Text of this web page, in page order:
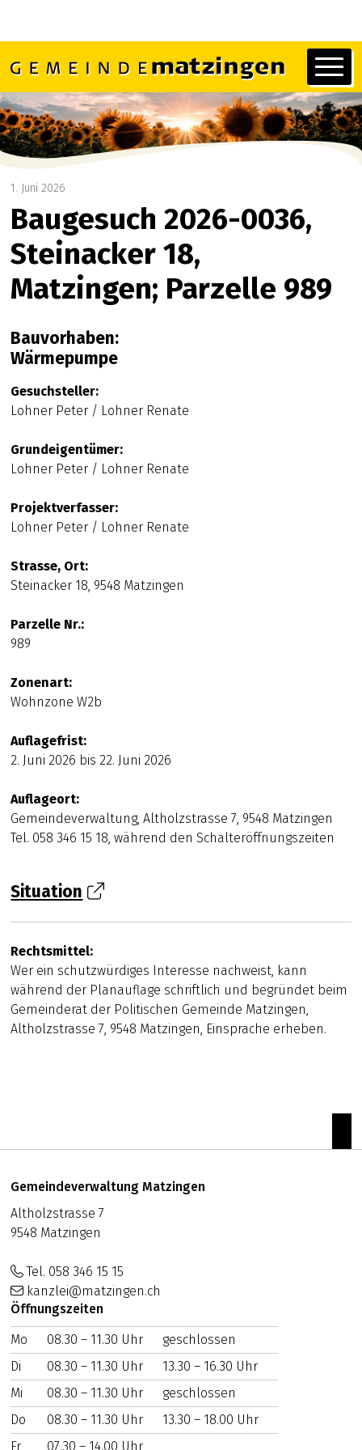
Baugesuch 2026-0036,
Steinacker 18,
Matzingen; Parzelle 989
1. Juni 2026
Bauvorhaben:
Wärmepumpe
Gesuchsteller:
Lohner Peter / Lohner Renate
Grundeigentümer:
Lohner Peter / Lohner Renate
Projektverfasser:
Lohner Peter / Lohner Renate
Strasse, Ort:
Steinacker 18, 9548 Matzingen
Parzelle Nr.:
989
Zonenart:
Wohnzone W2b
Auflagefrist:
2. Juni 2026 bis 22. Juni 2026
Auflageort:
Gemeindeverwaltung, Altholzstrasse 7, 9548 Matzingen
Tel. 058 346 15 18, während den Schalteröffnungszeiten
Situation
Rechtsmittel:
Wer ein schutzwürdiges Interesse nachweist, kann
während der Planauflage schriftlich und begründet beim
Gemeinderat der Politischen Gemeinde Matzingen,
Altholzstrasse 7, 9548 Matzingen, Einsprache erheben.
Footer
Adresse
Gemeindeverwaltung Matzingen
Altholzstrasse 7
9548 Matzingen
Tel. 058 346 15 15
kanzlei@matzingen.ch
Öffnungszeiten
WOCHENTAG VORMITTAG NACHMITTAG
Mo 08.30 – 11.30 Uhr
geschlossen
Di
08.30 – 11.30 Uhr
13.30 – 16.30 Uhr
Mi
08.30 – 11.30 Uhr
geschlossen
Do
08.30 – 11.30 Uhr
13.30 – 18.00 Uhr
Fr
07.30 – 14.00 Uhr